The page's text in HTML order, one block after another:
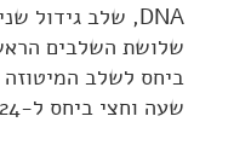
DNA, שלב גידול שני G2 ושלב M,
שלושת השלבים
ביחס לשלב
שעה וחצי ביחס ל-30-24 שעות).